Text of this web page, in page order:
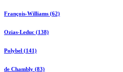
François-Williams (62)
Ozias-Leduc (138)
Polybel (141)
de Chambly (83)